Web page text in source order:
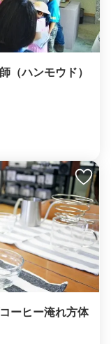
（ハンモウド）
ーヒー淹れ方体